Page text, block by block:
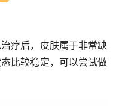
疗后，皮肤属于非常缺
比较稳定，可以尝试做